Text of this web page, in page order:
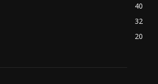
40
32
20